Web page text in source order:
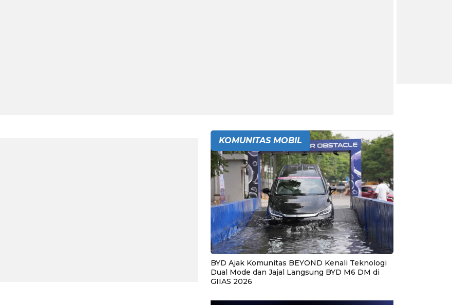
KOMUNITAS MOBIL
BYD Ajak Komunitas BEYOND Kenali Teknologi
Dual Mode dan Jajal Langsung BYD M6 DM di
GIIAS 2026